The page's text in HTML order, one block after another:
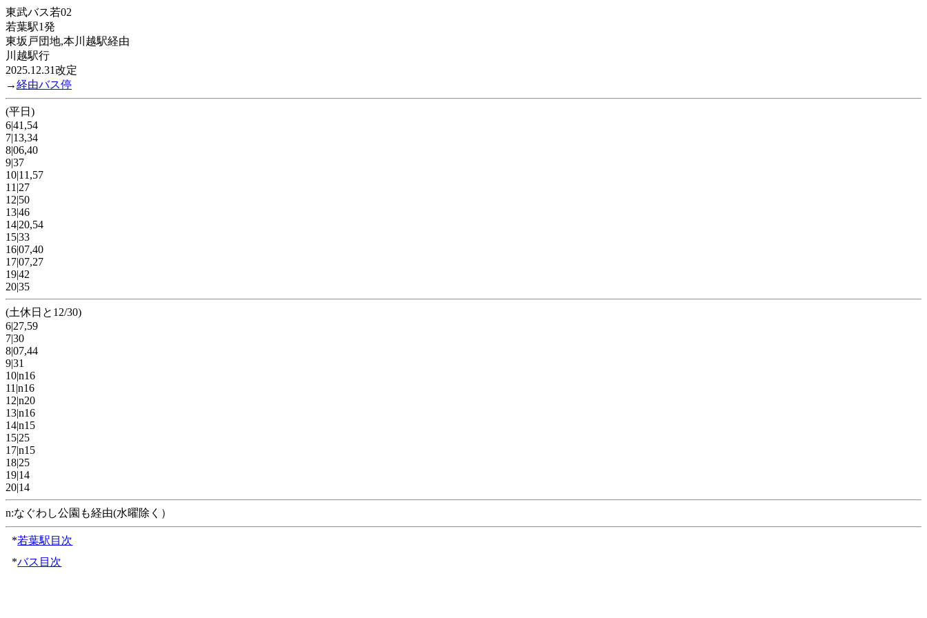
東武バス若02
若葉駅1発
東坂戸団地,本川越駅経由
川越駅行
2025.12.31改定
→経由バス停
(平日)
6|41,54
7|13,34
8|06,40
9|37
10|11,57
11|27
12|50
13|46
14|20,54
15|33
16|07,40
17|07,27
19|42
20|35
(土休日と12/30)
6|27,59
7|30
8|07,44
9|31
10|n16
11|n16
12|n20
13|n16
14|n15
15|25
17|n15
18|25
19|14
20|14
n:なぐわし公園も経由(水曜除く）
*若葉駅目次
*バス目次